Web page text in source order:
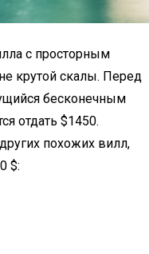
с просторным
крутой скалы. Перед
бесконечным
отдать $1450.
похожих вилл,
$: